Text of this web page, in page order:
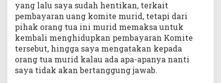
yang lalu saya sudah hentikan, terkait
pembayaran uang komite murid, tetapi dari
pihak orang tua ini murid memaksa untuk
kembali menghidupkan pembayaran Komite
tersebut, hingga saya mengatakan kepada
orang tua murid kalau ada apa-apanya nanti
saya tidak akan bertanggung jawab.